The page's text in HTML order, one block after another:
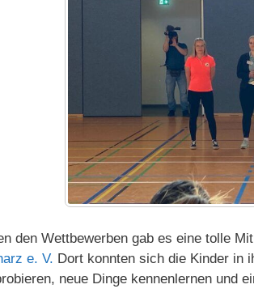
den Wettbewerben gab es eine tolle
e. V. Dort konnten sich die Kinder in
neue Dinge kennenlernen und